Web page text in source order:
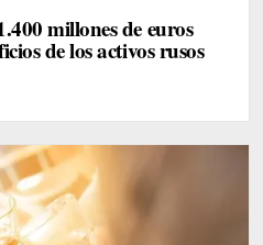
millones de euros
de los activos rusos